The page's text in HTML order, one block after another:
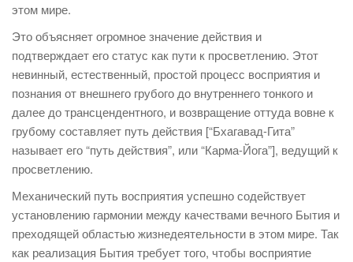
этом мире.
Это объясняет огромное значение действия и
подтверждает его статус как пути к просветлению. Этот
невинный, естественный, простой процесс восприятия и
познания от внешнего грубого до внутреннего тонкого и
далее до трансцендентного, и возвращение оттуда вовне к
грубому составляет путь действия [“Бхагавад-Гита”
называет его “путь действия”, или “Карма-Йога”], ведущий к
просветлению.
Механический путь восприятия успешно содействует
установлению гармонии между качествами вечного Бытия и
преходящей областью жизнедеятельности в этом мире. Так
как реализация Бытия требует того, чтобы восприятие